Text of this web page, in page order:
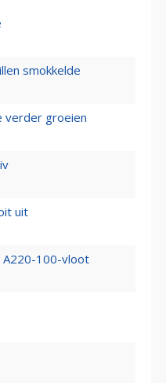
smokkelde
verder groeien
uit
A220-100-vloot